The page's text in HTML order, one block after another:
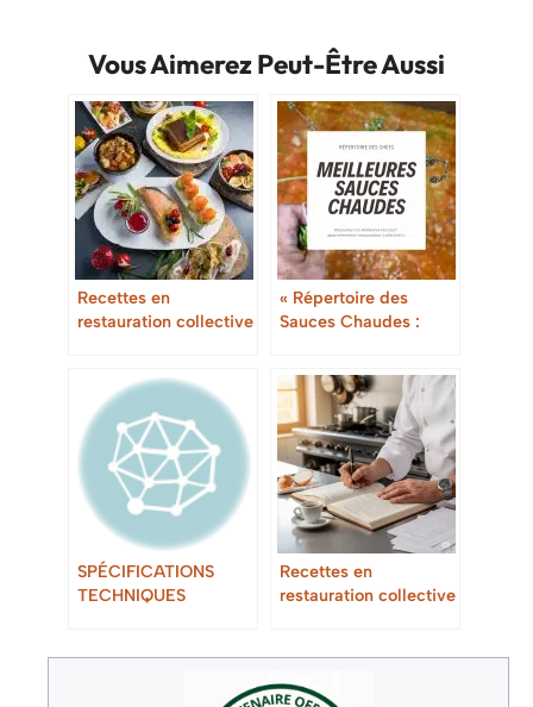
Vous Aimerez Peut-Être Aussi
Recettes en
restauration collective
« Répertoire des
Sauces Chaudes :
Restauration
Collective »
SPÉCIFICATIONS
TECHNIQUES
Recettes en
restauration collective